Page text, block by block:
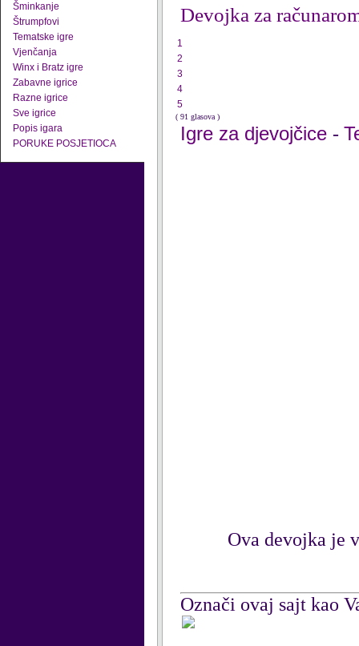
Šminkanje
Štrumpfovi
Tematske igre
Vjenčanja
Winx i Bratz igre
Zabavne igrice
Razne igrice
Sve igrice
Popis igara
PORUKE POSJETIOCA
Devojka za
1
2
3
4
5
( 91 glasova )
Igre za djevojčice -
Ova devojka je
Označi ovaj sajt kao